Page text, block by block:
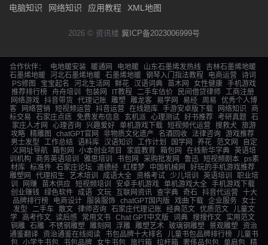
电脑知识 网络知识 应用教程 XML地图
2026 © 资讯楼 冀ICP备2023006999号
合作伙伴： 电地暖安装 暖通网 电地暖 山东石墨烯发热线
吉林石墨烯地暖
石墨烯地暖
河北石墨烯地暖 石墨烯地暖 钢琴入门指法教程 电商运营
诗词
PS修图
宝宝起名 河北生活网 鲜花 汉语词典 苗木网 女性健康 手机游戏
推荐排行榜
舟舟培训 包装网 IT教程 二手车估价 民间借贷律师
工商注册
网络游戏 抖音带货 代理记账 雕塑 雕龙客 易学网 易经 周易
优秀个人博
客
网络营销 短视频运营 抖音运营 在线题库 手游安卓版下载 网络知识
商
标交易
石家庄点痣 免费发布信息 玄机派 心理测试 好书推荐 考研真题 石
家庄人才网
心理咨询 兴趣爱好 单机游戏下载 短视频代运营 搜救犬 旅游
攻略 精雕图 chatGPT官网 非物质文化遗产 名酒回收 法律咨询 游戏推荐
男士发型
工作总结 语料库 汉语知识 工作计划 国学网 养花 范文网
自定
义网址导航 箱包网 小本创业项目 家庭教育 箱包网 在线新华字典 英语培
训机构
商务英语培训 雅思培训 书包网 采购批发网 鲁迅 短视频剧本
ps素
材库
标准件 石家庄论坛 道德经 红楼梦 中国机械网
好玩的手机游戏推荐
雕塑网
代理招生 艺术培训 成语大全 资格考试 少儿培训 英语培训
职业培
训
网赚 苗木供应 短视频培训 安卓手机游戏 单机游戏大全
手机游戏下载
创业赚钱
绿色软件 成语 文玩 互联网资讯 查字典 奇石 抖音代运营 十大
品牌排行榜
电商设计 服装服饰 chatGPT国内版 戏曲下载 企业服务
女士
发型
二手车 散文 律师咨询 石家庄代理记账 经典范文 优质范文
儿童文
学 高考作文 读后感 常用文书 Chat GPT中文版 词典 搜搜作文
实用范文
铜雕 石雕 不锈钢雕塑 雕刻网 浮雕 雕塑艺术 玻璃钢雕塑 景观雕塑
资治
通鉴翻译
资治通鉴在线阅读 书包品牌十大排名 儿童书包品牌排行榜
儿童书
包 小学生书包 书包品牌 女生书包 旅行箱 拉杆箱 奢侈品包包 单肩包 精